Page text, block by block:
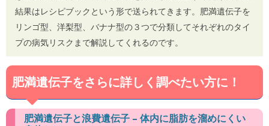
結果はレシピブックという形で送られてきます。肥満遺伝子を
リンゴ型、洋梨型、バナナ型の３つで分類してそれぞれのタイ
プの病気リスクまで解説してくれるのです。
肥満遺伝子をさらに詳しく調べたい方に！
肥満遺伝子と浪費遺伝子 – 体内に脂肪を溜めにくい